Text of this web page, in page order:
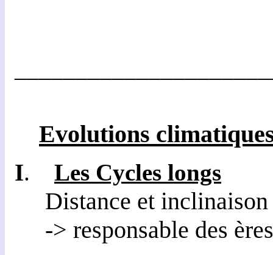
Evolutions
I. Les Cycles longs
Distance et
-> responsable des